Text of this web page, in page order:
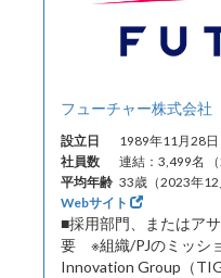
フューチャー株式会社
設立日
1989年11月28日
社員数
連結：3,499名
平均年齢 33歳（2023年12
Webサイト
■採用部門、またはア
要 ※組織/PJのミッ
Innovation Group（